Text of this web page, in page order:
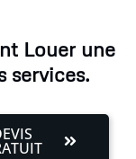
Louer une
services.